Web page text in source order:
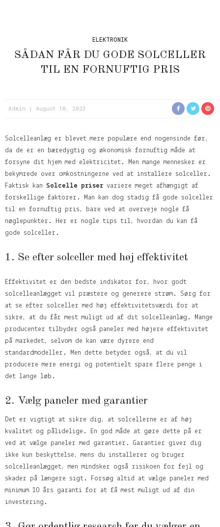
ELEKTRONIK
SÅDAN FÅR DU GODE SOLCELLER
TIL EN FORNUFTIG PRIS
Admin August 10, 2023
Solcelleanlæg er blevet mere populære end nogensinde før,
da de er en bæredygtig og økonomisk fornuftig måde at
forsyne dit hjem med elektricitet. Men mange mennesker er
bekymrede over omkostningerne ved at installere solceller.
Faktisk kan Solcelle priser variere meget afhængigt af
forskellige faktorer. Man kan dog stadig få gode solceller
til en fornuftig pris, bare ved at overveje nogle få
nøglepunkter. Her er nogle tips til, hvordan du kan få
gode solceller.
1. Se efter solceller med høj effektivitet
Effektivitet er den bedste indikator for, hvor godt
solcelleanlægget vil præstere og generere strøm. Sørg for
at se efter solceller med høj effektivitetsværdi for at
sikre, at du får mest muligt ud af dit solcelleanlæg. Mange
producenter tilbyder også paneler med højere effektivitet
på markedet, selvom de kan være dyrere end
standardmodeller. Men dette betyder også, at du vil
producere mere energi og potentielt spare flere penge i
det lange løb.
2. Vælg paneler med garantier
Det er vigtigt at sikre dig, at solcellerne er af høj
kvalitet og pålidelige. En god måde at gøre dette på er
ved at vælge paneler med garantier. Garantier giver dig
ikke kun beskyttelse, mens du installerer og bruger
solcelleanlægget, men mindsker også risikoen for fejl og
skader på længere sigt. Forsøg altid at vælge paneler med
minimum 10 års garanti for at få mest muligt ud af din
investering.